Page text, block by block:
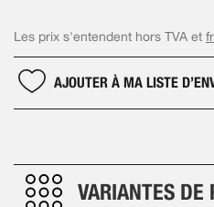
Les prix s'entendent hors TVA et
AJOUTER À MA LISTE
VARIANTES DE